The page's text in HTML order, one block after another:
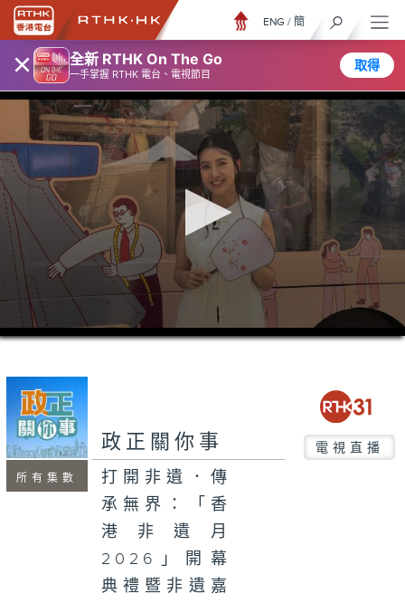
× 全新 RTHK On The Go
一手掌握 RTHK 電台、電視節目
取得
ENG / 簡
0
seconds
minutes,
seconds
所有集數
政正關你事 電視直播
打開非遺．傳
承無界：「香
港非遺月
2026」開幕
典禮暨非遺嘉